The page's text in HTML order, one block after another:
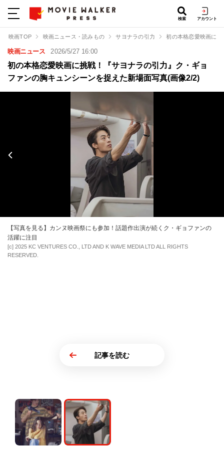
検索 アカウント
映画TOP 映画ニュース・読みもの サヨナラの引力 初の本格恋愛映画に
映画ニュース 2026/5/27 16:00
初の本格恋愛映画に挑戦！『サヨナラの引力』ク・ギョ
ファンの胸キュンシーンを捉えた新場面写真(画像2/2)
【写真を見る】カンヌ映画祭にも参加！話題作出演が続くク・ギョファンの
活躍に注目
[c] 2025 KC VENTURES CO., LTD AND K WAVE MEDIA LTD ALL RIGHTS
RESERVED.
記事を読む